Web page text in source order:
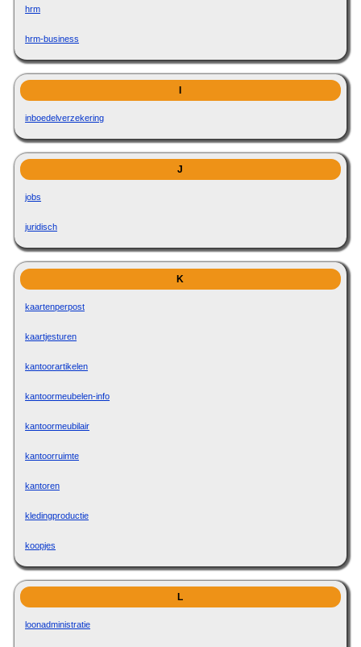
hrm
hrm-business
I
inboedelverzekering
J
jobs
juridisch
K
kaartenperpost
kaartjesturen
kantoorartikelen
kantoormeubelen-info
kantoormeubilair
kantoorruimte
kantoren
kledingproductie
koopjes
L
loonadministratie